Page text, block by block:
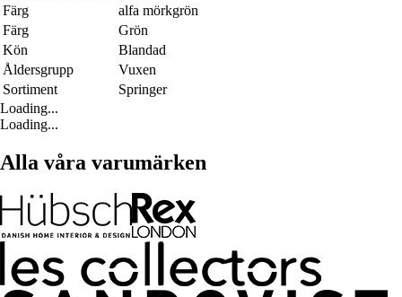
Färg
alfa mörkgrön
Färg
Grön
Kön
Blandad
Åldersgrupp
Vuxen
Sortiment
Springer
Loading...
Loading...
Alla våra varumärken